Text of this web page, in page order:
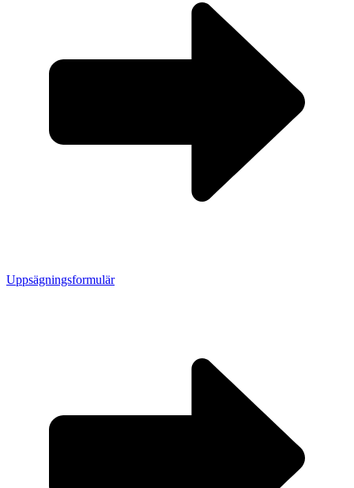
Uppsägningsformulär